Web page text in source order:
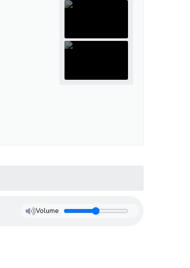
Volume